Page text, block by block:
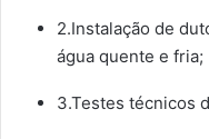
2.Instalação de
água quente e fria;
3.Testes técnicos